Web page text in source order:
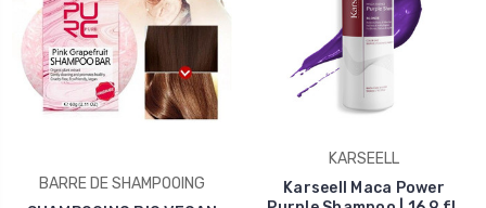
BARRE DE SHAMPOOING
KARSEELL
Karseell Maca Power